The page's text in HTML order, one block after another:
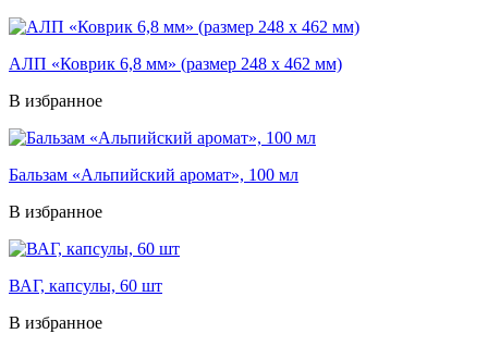
АЛП «Коврик 6,8 мм» (размер 248 х 462 мм)
В избранное
Бальзам «Альпийский аромат», 100 мл
В избранное
ВАГ, капсулы, 60 шт
В избранное